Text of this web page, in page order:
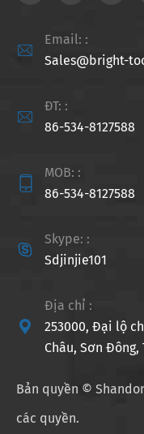

Email: :
Sales@bright-

ĐT: :
86-534-8127588

MOB: :
86-534-8127588

Skype: :
Sdjinjie101

Địa chỉ :
253000, Đại lộ
Châu, Sơn Đông,
Bản quyền ©
các quyền.